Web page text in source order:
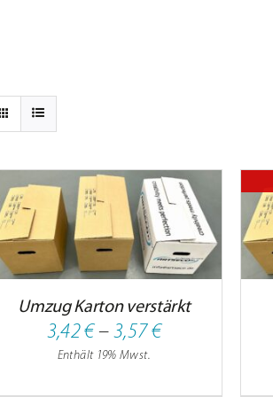
Umzug Karton verstärkt
3,42€ – 3,57 €Preisspanne:
bis
Enthält 19% Mwst.
DETAILS